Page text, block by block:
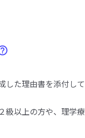
した理由書を添付して
級以上の方や、理学療